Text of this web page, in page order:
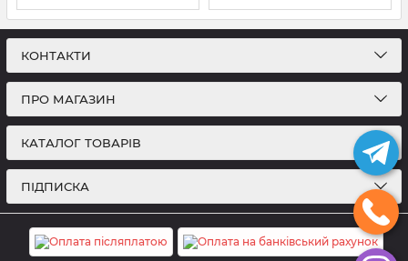
КОНТАКТИ
ПРО МАГАЗИН
КАТАЛОГ ТОВАРІВ
ПІДПИСКА